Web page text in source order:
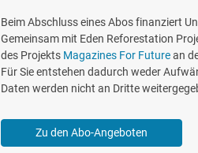
Beim Abschluss eines Abos finanziert
Gemeinsam mit Eden Reforestation
des Projekts Magazines For Futurean
Für Sie entstehen dadurch weder
Daten werden nicht an Dritte
Zu den Abo-Angeboten